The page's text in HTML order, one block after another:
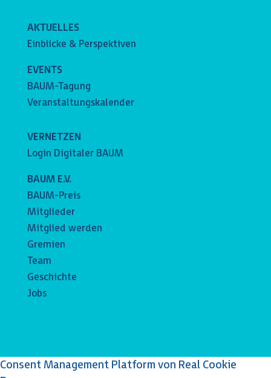
AKTUELLES
Einblicke & Perspektiven
EVENTS
BAUM-Tagung
Veranstaltungskalender
VERNETZEN
Login Digitaler BAUM
BAUM E.V.
BAUM-Preis
Mitglieder
Mitglied werden
Gremien
Team
Geschichte
Jobs
Consent Management Platform von Real Cookie